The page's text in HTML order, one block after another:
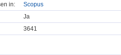
in:
Scopus
Ja
3641